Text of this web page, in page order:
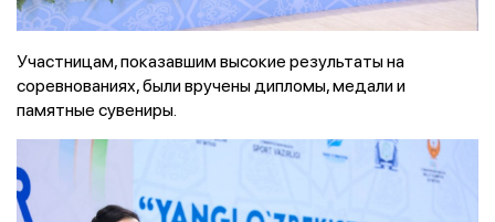
Участницам, показавшим высокие результаты на
соревнованиях, были вручены дипломы, медали и
памятные сувениры.